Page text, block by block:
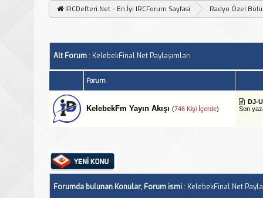
IRCDefteri.Net - En İyi IRCForum Sayfasi Radyo Özel
Alt Forum : KelebekFinal.Net Paylaşımları
Forum
KelebekFm Yayın Akışı (746 Kişi İçerde)
DJ-
Son
Forumda bulunan Konular, Forum ismi : KelebekFinal.Net